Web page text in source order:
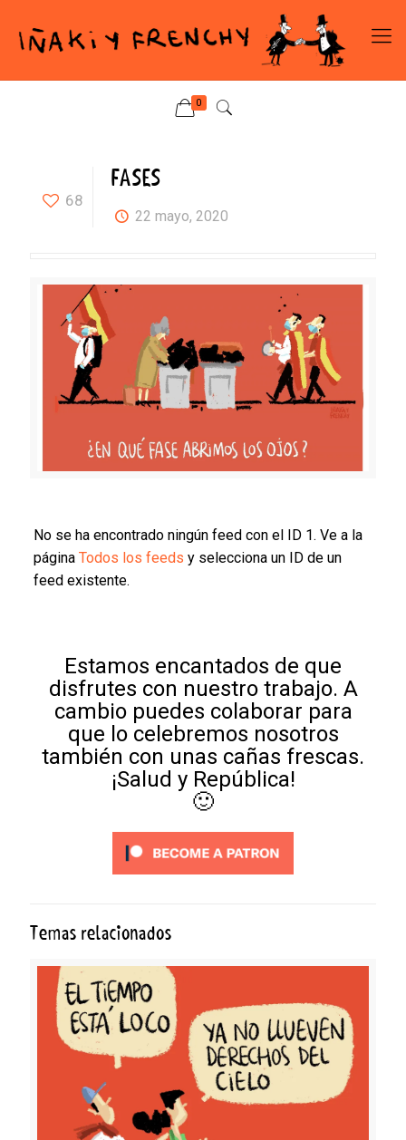
0
68
FASES
22 mayo, 2020
No se ha encontrado ningún feed con el ID 1. Ve a la
página Todos los feeds y selecciona un ID de un
feed existente.
Estamos encantados de que
disfrutes con nuestro trabajo. A
cambio puedes colaborar para
que lo celebremos nosotros
también con unas cañas frescas.
¡Salud y República!
🙂
Temas relacionados